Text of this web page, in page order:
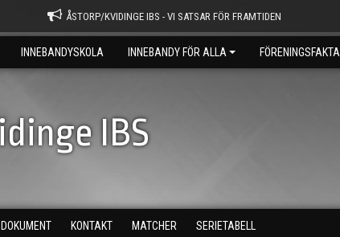
ÅSTORP/KVIDINGE IBS - VI SATSAR FÖR FRAMTIDEN
INNEBANDYSKOLA INNEBANDY FÖR ALLA FÖRENINGSFAKTA
IBS
DOKUMENT KONTAKT MATCHER SERIETABELL